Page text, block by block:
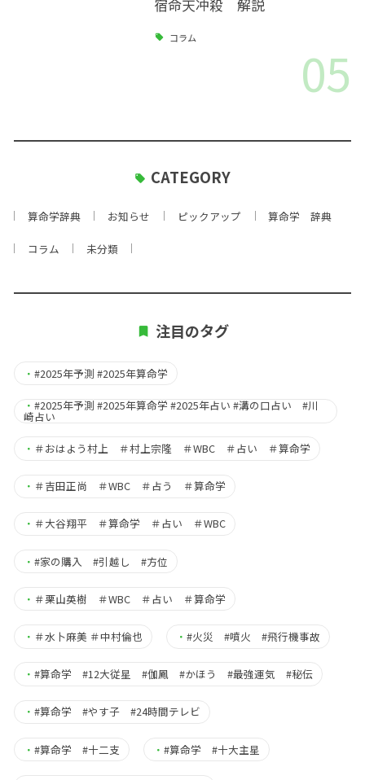
宿命天冲殺 解説
コラム
05
CATEGORY
算命学辞典 お知らせ ピックアップ 算命学 辞典
コラム 未分類
注目のタグ
・ #2025年予測 #2025年算命学
・ #2025年予測 #2025年算命学 #2025年占い #溝の口占い #川
崎占い
・ ＃おはよう村上 ＃村上宗隆 ＃WBC ＃占い ＃算命学
・ ＃吉田正尚 ＃WBC ＃占う ＃算命学
・ ＃大谷翔平 ＃算命学 ＃占い ＃WBC
・ #家の購入 #引越し #方位
・ ＃栗山英樹 ＃WBC ＃占い ＃算命学
・ ＃水卜麻美 ＃中村倫也 ・#火災 #噴火 #飛行機事故
・ #算命学 #12大従星 #伽鳳 #かほう #最強運気 #秘伝
・ #算命学 #やす子 #24時間テレビ
・ #算命学 #十二支 ・#算命学 #十大主星